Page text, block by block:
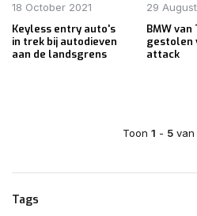
18 October 2021
Keyless entry auto's
in trek bij autodieven
aan de landsgrens
29
BMW van
gestolen
attack
Toon 1 - 5 van
Tags